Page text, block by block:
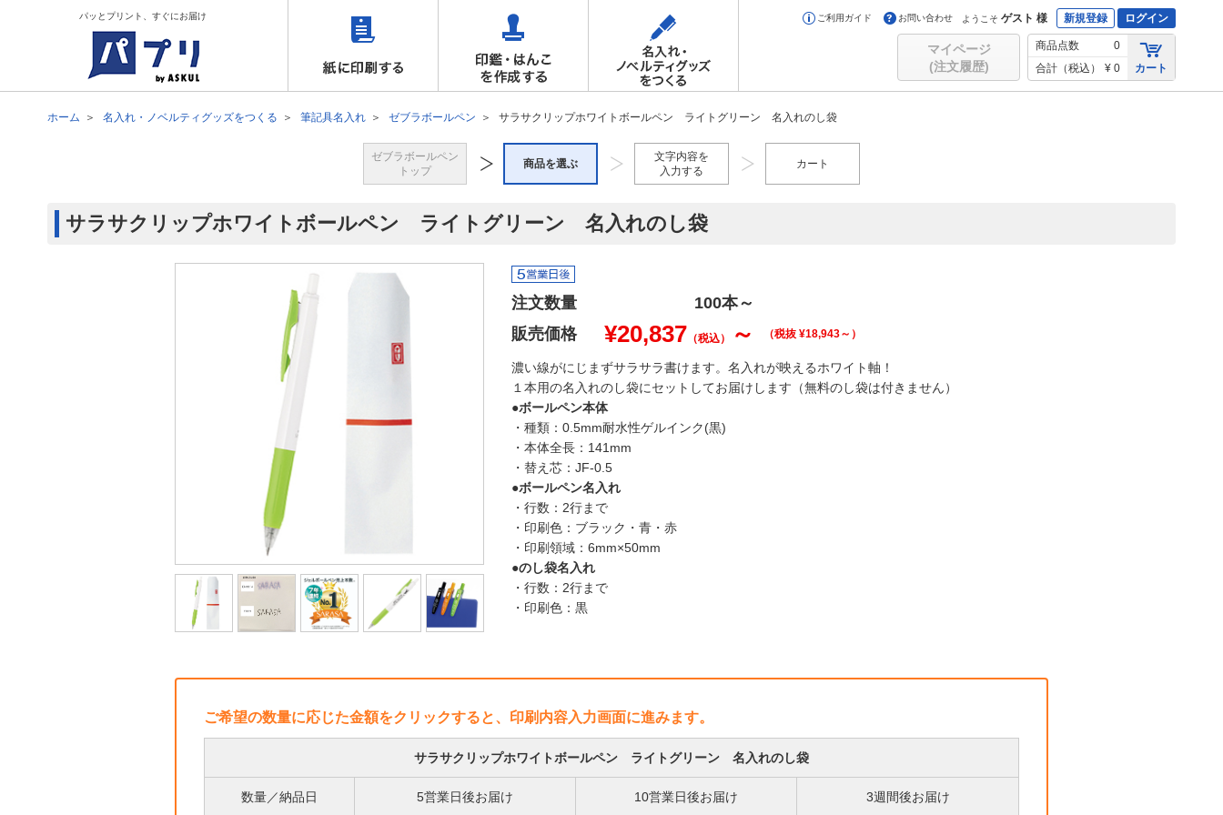
パッとプリント、すぐにお届け ご利用ガイド お問い合わせ ようこそ ゲスト 様 新規登録 ログイン
マイページ
(注文履歴)
商品点数
0
合計（税込）
¥ 0 カート
ホーム 名入れ・ノベルティグッズをつくる 筆記具名入れ ゼブラボールペン サラサクリップホワイトボールペン ライトグリーン 名入れのし袋
ゼブラボールペン
トップ
商品を選ぶ
文字内容を
入力する
カート
サラサクリップホワイトボールペン ライトグリーン 名入れのし袋
注文数量 100本～
販売価格
¥20,837 （税込） ～ （税抜 ¥18,943～）
濃い線がにじまずサラサラ書けます。名入れが映えるホワイト軸！
１本用の名入れのし袋にセットしてお届けします（無料のし袋は付きません）
●ボールペン本体
・種類：0.5mm耐水性ゲルインク(黒)
・本体全長：141mm
・替え芯：JF-0.5
●ボールペン名入れ
・行数：2行まで
・印刷色：ブラック・青・赤
・印刷領域：6mm×50mm
●のし袋名入れ
・行数：2行まで
・印刷色：黒
ご希望の数量に応じた金額をクリックすると、印刷内容入力画面に進みます。
サラサクリップホワイトボールペン ライトグリーン 名入れのし袋
数量／納品日 5営業日後お届け 10営業日後お届け 3週間後お届け